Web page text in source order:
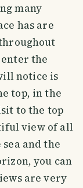
many
has are
enter the
notice is
top, in the
to the top
view of all
and the
you can
are very